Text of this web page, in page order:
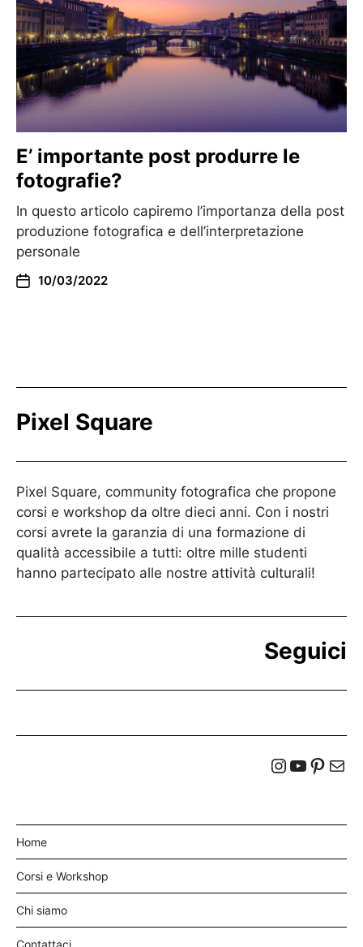
E’ importante post produrre le
fotografie?
In questo articolo capiremo l’importanza della post
produzione fotografica e dell’interpretazione
personale
10/03/2022
Pixel Square
Pixel Square, community fotografica che propone
corsi e workshop da oltre dieci anni. Con i nostri
corsi avrete la garanzia di una formazione di
qualità accessibile a tutti: oltre mille studenti
hanno partecipato alle nostre attività culturali!
Seguici
Home
Corsi e Workshop
Chi siamo
Contattaci